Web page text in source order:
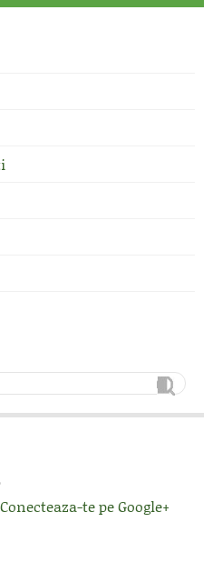
Conecteaza-te pe Google+